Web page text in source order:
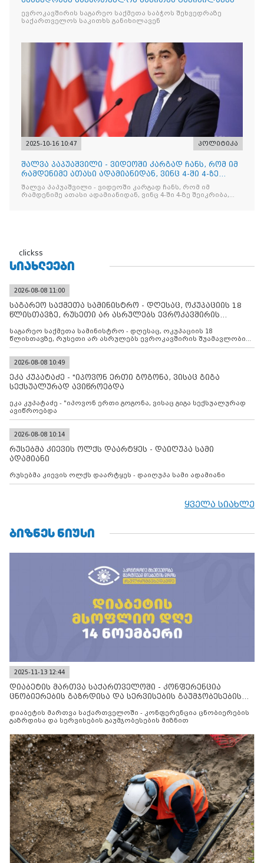
ევროკავშირის საგარეო საქმეთა საბჭოს შეხვედრაზე
საქართველოს საკითხს განიხილავენ
2025-10-16 10:47 პოლიტიკა
შალვა პაპუაშვილი - ვიდეოში კარგად ჩანს, რომ იმ
რამდენიმე ათასი ადამიანიდან, ვინც 4-ში 4-ზე
შეიკრიბა,
შალვა პაპუაშვილი - ვიდეოში კარგად ჩანს, რომ იმ
რამდენიმე ათასი ადამიანიდან, ვინც 4-ში 4-ზე შეიკრიბა,
clickss
ᲡᲘᲐᲮᲚᲔᲔᲑᲘ
2026-08-08 11:00
საგარეო საქმეთა სამინისტრო - დღესაც, ოკუპაციის 18
წლისთავზე, რუსეთი არ ასრულებს ევროკავშირის
საგარეო საქმეთა სამინისტრო - დღესაც, ოკუპაციის 18
წლისთავზე, რუსეთი არ ასრულებს ევროკავშირის შუამავლობით
დადებულ 2008 წლის 12 აგვისტოს ცეცხლის შეწყვეტის
კონტროლს ოკუპირებულ რეგიონებში, აგრძელებს მათი
მილიტარიზაციის პროცესს და აქტიურად დგამს ნაბიჯებს მათი
ფაქტობრივი ანექსიისკენ
2026-08-08 10:49
ეკა კუპატაძე - "იპოვონ ერთი გოგონა, ვისაც გიგა
სექსუალურად ავიწროებდა
ეკა კუპატაძე - "იპოვონ ერთი გოგონა, ვისაც გიგა სექსუალურად
ავიწროებდა
2026-08-08 10:14
რუსებმა კიევის ოლქს დაარტყეს - დაიღუპა სამი
ადამიანი
რუსებმა კიევის ოლქს დაარტყეს - დაიღუპა სამი ადამიანი
ყველა სიახლე
ᲑᲘᲖᲜᲔᲡ ᲜᲘᲣᲡᲘ
2025-11-13 12:44
დიაბეტის მართვა საქართველოში - კონფერენცია
ცნობიერების გაზრდისა და სერვისების გაუმჯობესების
დიაბეტის მართვა საქართველოში - კონფერენცია ცნობიერების
გაზრდისა და სერვისების გაუმჯობესების მიზნით